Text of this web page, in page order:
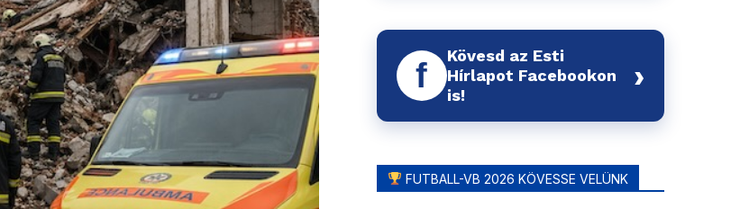
f
Kövesd az Esti
Hírlapot Facebookon
is!
›
FUTBALL-VB 2026 KÖVESSE VELÜNK